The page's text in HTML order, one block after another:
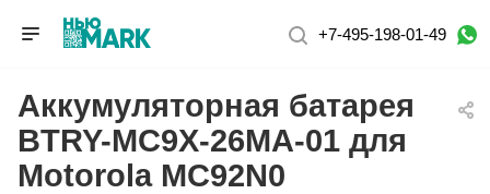
+7-495-198-01-49
Аккумуляторная батарея
BTRY-MC9X-26MA-01 для
Motorola MC92N0